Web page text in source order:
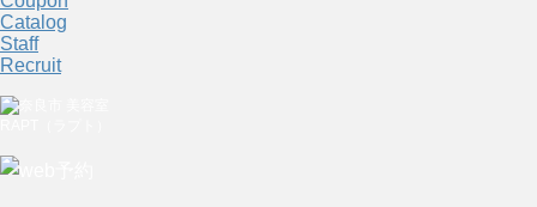
Catalog
Staff
Recruit